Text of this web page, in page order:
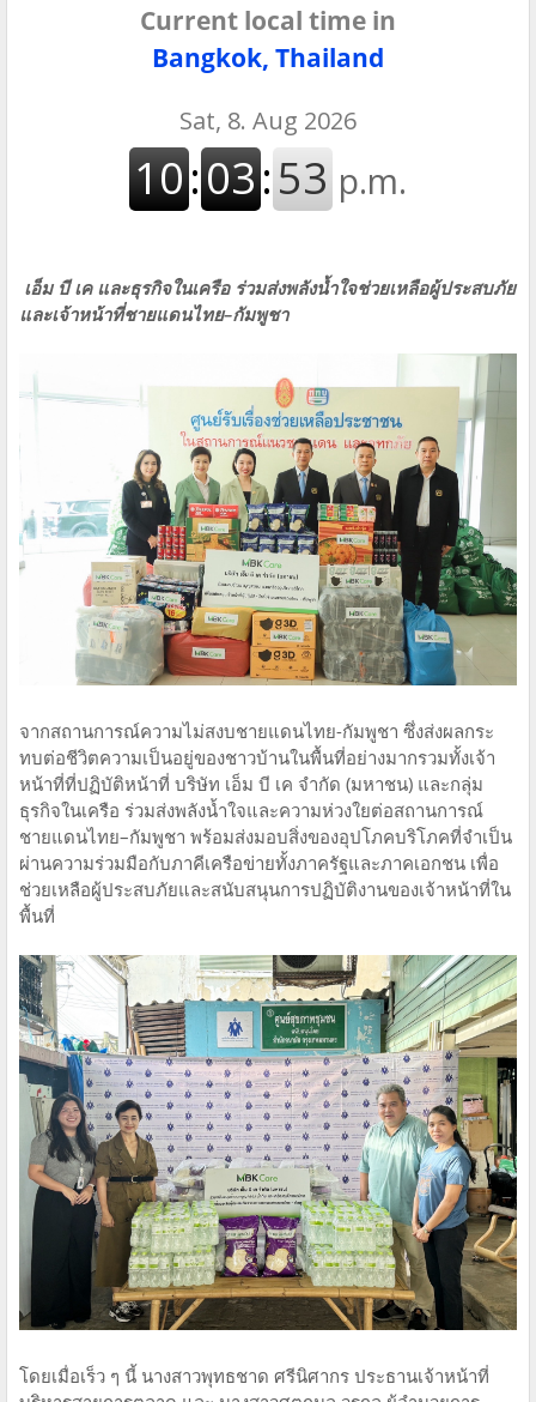
Current local time in
Bangkok, Thailand
เอ็ม บี เค และธุรกิจในเครือ ร่วมส่งพลังน้ำใจช่วยเหลือผู้ประสบภัย
และเจ้าหน้าที่ชายแดนไทย–กัมพูชา
จากสถานการณ์ความไม่สงบชายแดนไทย-กัมพูชา ซึ่งส่งผลกระ
ทบต่อชีวิตความเป็นอยู่ของชาวบ้านในพื้นที่อย่างมากรวมทั้งเจ้า
หน้าที่ที่ปฏิบัติหน้าที่ บริษัท เอ็ม บี เค จำกัด (มหาชน) และกลุ่ม
ธุรกิจในเครือ ร่วมส่งพลังน้ำใจและความห่วงใยต่อสถานการณ์
ชายแดนไทย–กัมพูชา พร้อมส่งมอบสิ่งของอุปโภคบริโภคที่จำเป็น
ผ่านความร่วมมือกับภาคีเครือข่ายทั้งภาครัฐและภาคเอกชน เพื่อ
ช่วยเหลือผู้ประสบภัยและสนับสนุนการปฏิบัติงานของเจ้าหน้าที่ใน
พื้นที่
โดยเมื่อเร็ว ๆ นี้ นางสาวพุทธชาด ศรีนิศากร ประธานเจ้าหน้าที่